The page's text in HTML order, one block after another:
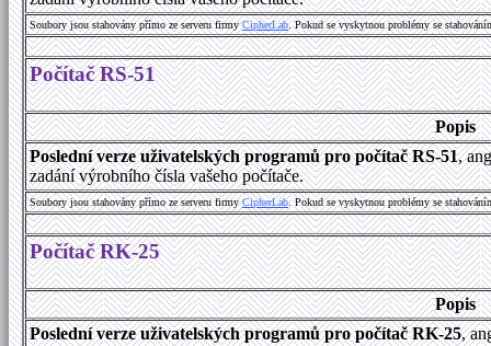
Soubory jsou stahovány přímo ze serveru firmyCipherLab. Pokud se vyskytnou problémy se
Počítač RS-51
Popis
Poslední verze uživatelských programů pro počítač RS-51,
zadání výrobního čísla vašeho počítače.
Soubory jsou stahovány přímo ze serveru firmyCipherLab. Pokud se vyskytnou problémy se
Počítač RK-25
Popis
Poslední verze uživatelských programů pro počítač RK-25,